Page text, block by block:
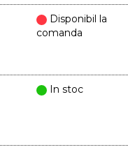
Disponibil la
comanda
In stoc